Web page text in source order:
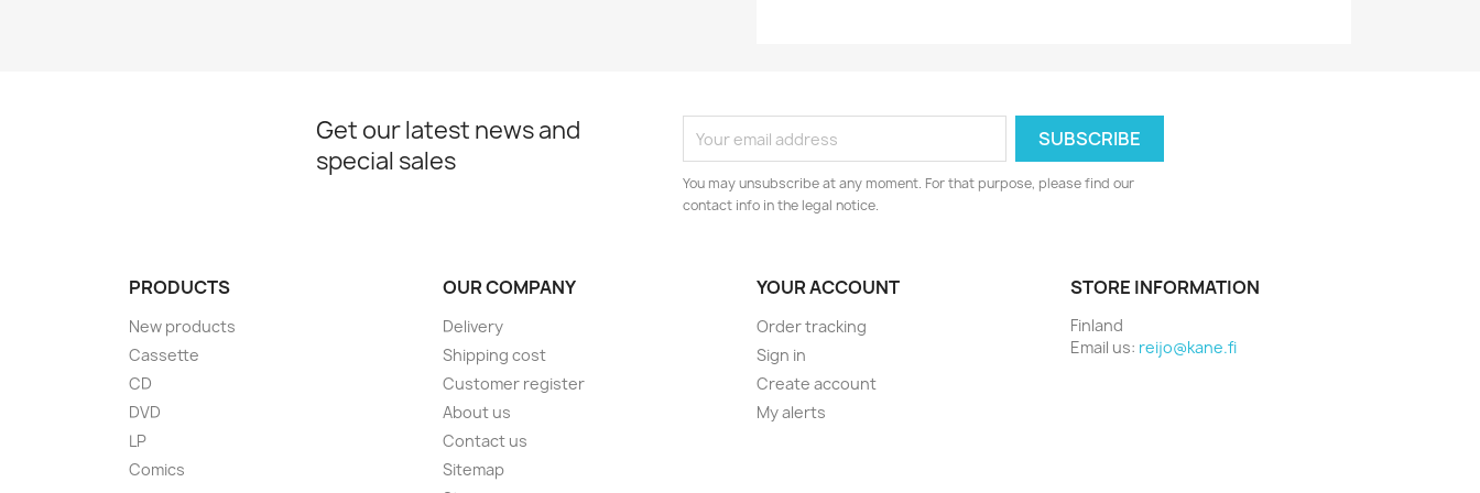
Get our latest news and
special sales
You may unsubscribe at any moment. For that purpose, please find our
contact info in the legal notice.
PRODUCTS
New products
Cassette
CD
DVD
LP
Comics
OUR COMPANY
Delivery
Shipping cost
Customer register
About us
Contact us
Sitemap
YOUR ACCOUNT
Order tracking
Sign in
Create account
My alerts
STORE INFORMATION
Finland
Email us: reijo@kane.fi